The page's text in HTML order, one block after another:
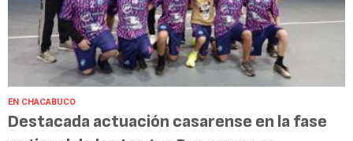
EN CHACABUCO
Destacada actuación casarense en la fase